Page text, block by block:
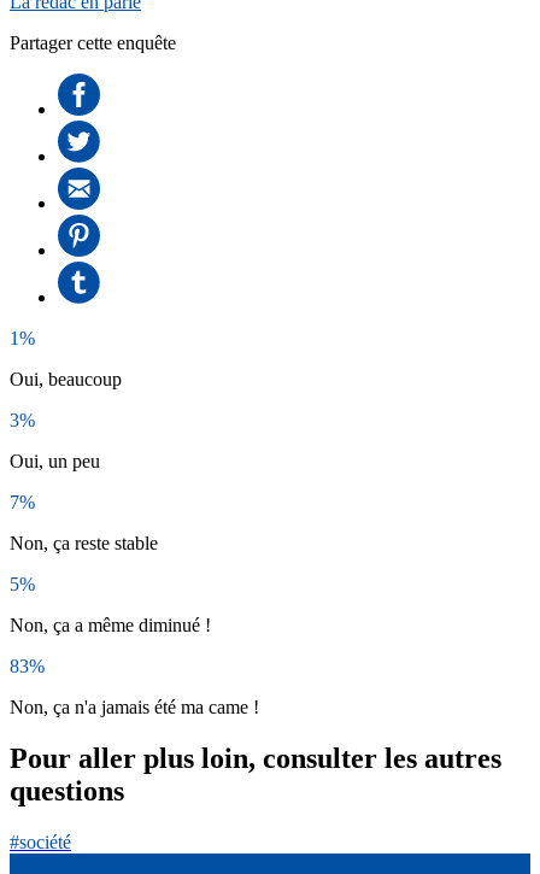
Partager cette enquête
1%
Oui, beaucoup
3%
Oui, un peu
7%
Non, ça reste stable
5%
Non, ça a même diminué !
83%
Non, ça n'a jamais été ma came !
Pour aller plus loin, consulter les autres
questions
#société